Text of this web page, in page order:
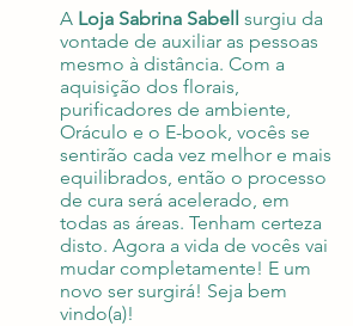
A Loja Sabrina Sabell surgiu da
vontade de auxiliar as pessoas
mesmo à distância. Com a
aquisição dos florais,
purificadores de ambiente,
Oráculo e o E-book, vocês se
sentirão cada vez melhor e mais
equilibrados, então o processo
de cura será acelerado, em
todas as áreas. Tenham certeza
disto. Agora a vida de vocês vai
mudar completamente! E um
novo ser surgirá! Seja bem
vindo(a)!